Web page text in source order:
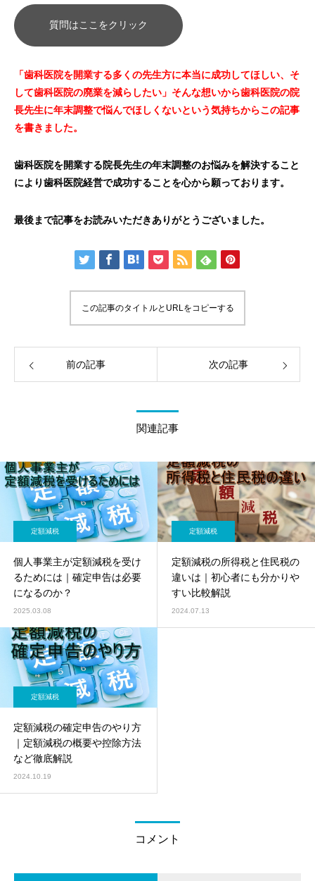
質問はここをクリック
「歯科医院を開業する多くの先生方に本当に成功してほしい、そ
して歯科医院の廃業を減らしたい」そんな想いから歯科医院の院
長先生に年末調整で悩んでほしくないという気持ちからこの記事
を書きました。
歯科医院を開業する院長先生の年末調整のお悩みを解決すること
により歯科医院経営で成功することを心から願っております。
最後まで記事をお読みいただきありがとうございました。
この記事のタイトルとURLをコピーする
前の記事 次の記事
関連記事
定額減税
個人事業主が定額減税を受け
るためには｜確定申告は必要
になるのか？
2025.03.08
定額減税
定額減税の所得税と住民税の
違いは｜初心者にも分かりや
すい比較解説
2024.07.13
定額減税
定額減税の確定申告のやり方
｜定額減税の概要や控除方法
など徹底解説
2024.10.19
コメント